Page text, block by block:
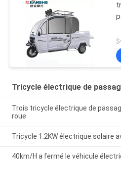
Tricycle électrique de
Trois tricycle électrique de
roue
Tricycle 1.2KW électrique solaire
40km/H a fermé le véhicule